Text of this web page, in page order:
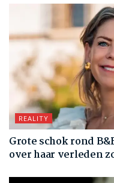
REALITY
Grote schok rond
over haar verleden